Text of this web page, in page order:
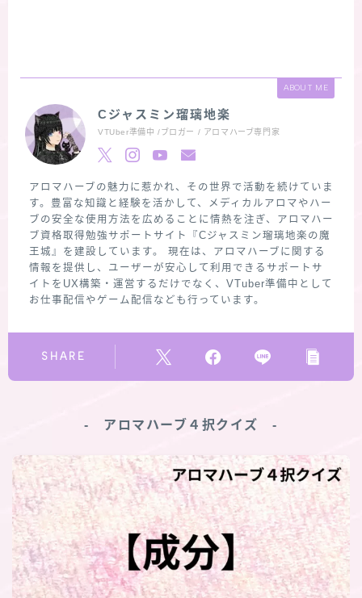
ABOUT ME
Cジャスミン瑠璃地楽
VTUber準備中 /ブロガー / アロマハーブ専門家
アロマハーブの魅力に惹かれ、その世界で活動を続けていま
す。豊富な知識と経験を活かして、メディカルアロマやハー
ブの安全な使用方法を広めることに情熱を注ぎ、アロマハー
ブ資格取得勉強サポートサイト『Cジャスミン瑠璃地楽の魔
王城』を建設しています。 現在は、アロマハーブに関する
情報を提供し、ユーザーが安心して利用できるサポートサ
イトをUX構築・運営するだけでなく、VTuber準備中として
お仕事配信やゲーム配信なども行っています。
SHARE
‐ アロマハーブ４択クイズ ‐